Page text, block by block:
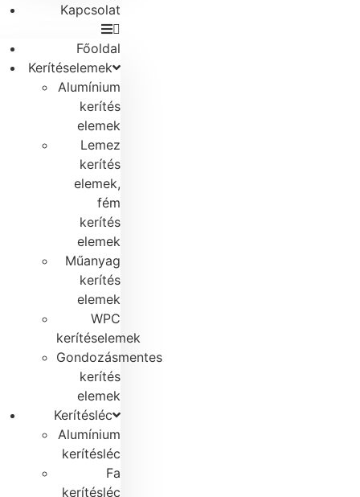
Kapcsolat
Főoldal
Kerítéselemek
Alumínium
kerítés
elemek
Lemez
kerítés
elemek,
fém
kerítés
elemek
Műanyag
kerítés
elemek
WPC
kerítéselemek
Gondozásmentes
kerítés
elemek
Kerítésléc
Alumínium
kerítésléc
Fa
kerítésléc